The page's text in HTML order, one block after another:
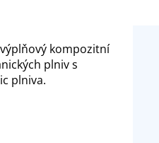
kompozitní
plniv s
plniva.